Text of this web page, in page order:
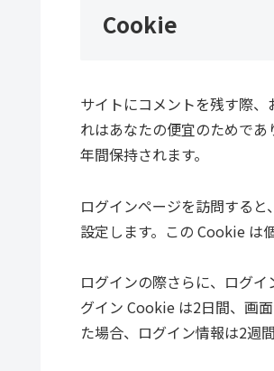
Cookie
サイトにコメントを残す際
れはあなたの便宜のためで
年間保持されます。
ログインページを訪問する
設定します。この Cookie は
ログインの際さらに、ログ
グイン Cookie は2日間、画
た場合、ログイン情報は2週